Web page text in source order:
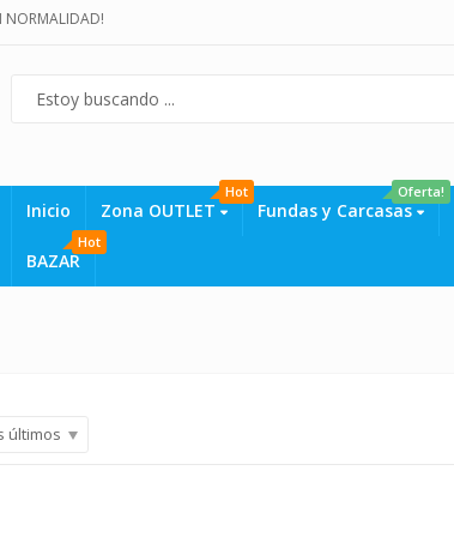
Inicio Zona OUTLET
Hot
Fundas y Carcasas
Oferta!
BAZAR
Hot
últimos